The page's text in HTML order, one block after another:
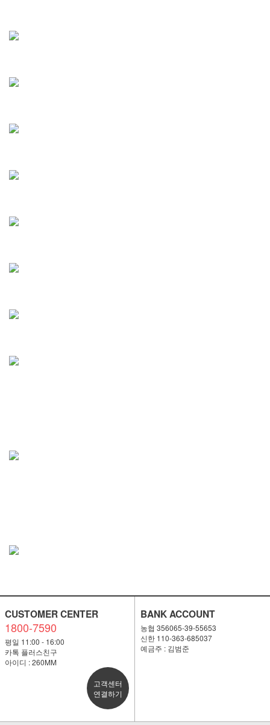
CUSTOMER CENTER
1800-7590
평일 11:00 - 16:00
카톡 플러스친구
아이디 : 260MM
고객센터
연결하기
BANK ACCOUNT
농협 356065-39-55653
신한 110-363-685037
예금주 : 김범준